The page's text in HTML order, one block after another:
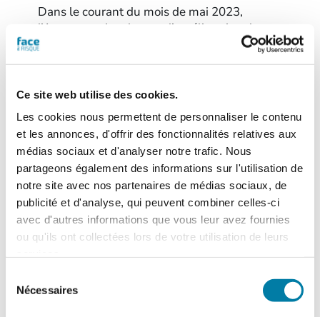
Ce site web utilise des cookies.
Les cookies nous permettent de personnaliser le contenu
et les annonces, d'offrir des fonctionnalités relatives aux
médias sociaux et d'analyser notre trafic. Nous
partageons également des informations sur l'utilisation de
notre site avec nos partenaires de médias sociaux, de
publicité et d'analyse, qui peuvent combiner celles-ci
avec d'autres informations que vous leur avez fournies
ou qu'ils ont collectées lors de votre utilisation de leurs
Nécessaires
Dans le courant du mois de mai 2023,
l’Agence nationale pour l’amélioration des
conditions de travail (Anact) a mené une
consultation sur ces deux thèmes auprès de
conscients des enjeux stratégiques liés à la…